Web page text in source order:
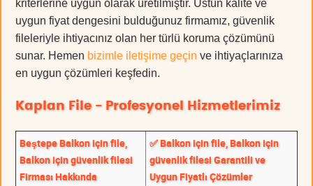
kriterlerine uygun olarak üretilmiştir. Üstün kalite ve
uygun fiyat dengesini bulduğunuz firmamız, güvenlik
fileleriyle ihtiyacınız olan her türlü koruma çözümünü
sunar. Hemen bizimle iletişime geçin ve ihtiyaçlarınıza
en uygun çözümleri keşfedin.
Kaplan File - Profesyonel Hizmetlerimiz
Beştepe Balkon için file,
Balkon için güvenlik filesi
Firması Hakkında
✅ Balkon için file, Balkon için
güvenlik filesi Garantili ve
Uygun Fiyatlı Çözümler